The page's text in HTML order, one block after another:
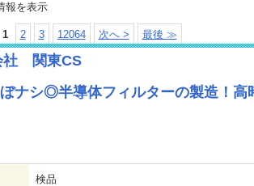
報を表示
1 2 3 12064 次へ > 最後 ≫
社 関東CS
ぼナシ◎半導体フィルターの製造！
検品